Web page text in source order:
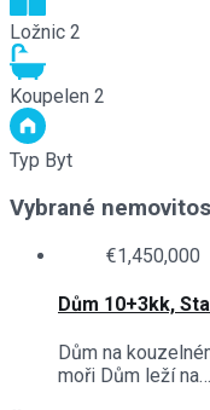
Ložnic 2
Koupelen 2
Typ Byt
Vybrané
€1,450,000
Dům 10+3kk,
Dům na
moři Dům leží na…